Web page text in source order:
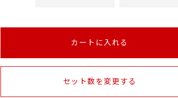
カートに入れる
セット数を変更する